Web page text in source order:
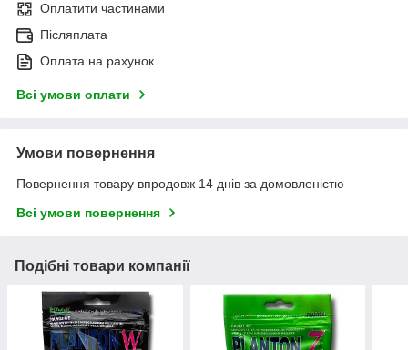
Оплатити частинами
Післяплата
Оплата на рахунок
Всі умови оплати
Умови повернення
Повернення товару впродовж 14 днів за домовленістю
Всі умови повернення
Подібні товари компанії